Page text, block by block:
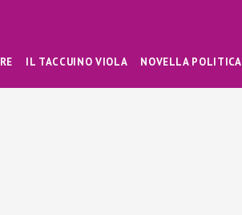
IL TACCUINO VIOLA NOVELLA POLITICA